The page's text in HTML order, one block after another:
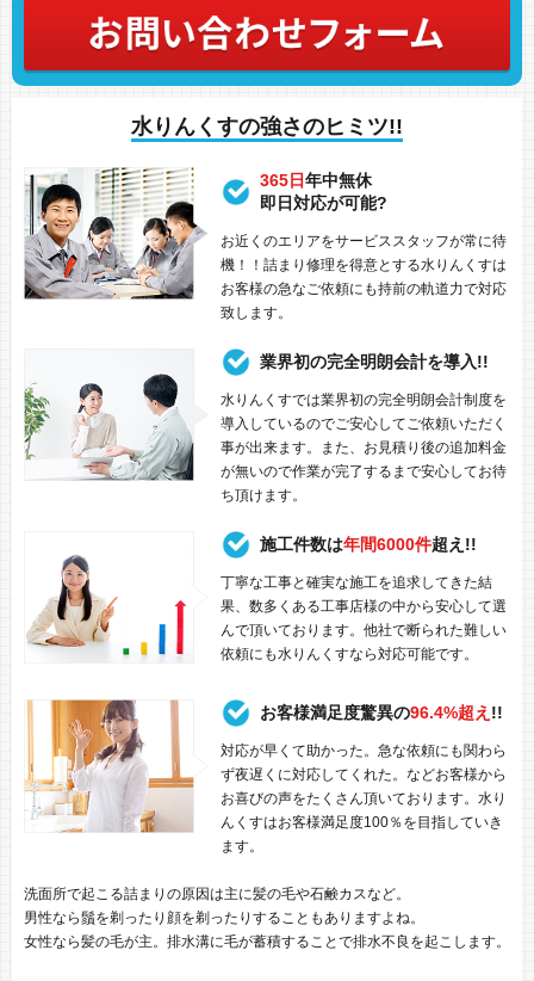
水りんくすの強さのヒミツ!!
365日年中無休
即日対応が可能?
お近くのエリアをサービススタッフが常に待
機！！詰まり修理を得意とする水りんくすは
お客様の急なご依頼にも持前の軌道力で対応
致します。
業界初の完全明朗会計を導入!!
水りんくすでは業界初の完全明朗会計制度を
導入しているのでご安心してご依頼いただく
事が出来ます。また、お見積り後の追加料金
が無いので作業が完了するまで安心してお待
ち頂けます。
施工件数は年間6000件超え!!
丁寧な工事と確実な施工を追求してきた結
果、数多くある工事店様の中から安心して選
んで頂いております。他社で断られた難しい
依頼にも水りんくすなら対応可能です。
お客様満足度驚異の96.4%超え !!
対応が早くて助かった。急な依頼にも関わら
ず夜遅くに対応してくれた。などお客様から
お喜びの声をたくさん頂いております。水り
んくすはお客様満足度100％を目指していき
ます。
洗面所で起こる詰まりの原因は主に髪の毛や石鹸カスなど。
男性なら鬚を剃ったり顔を剃ったりすることもありますよね。
女性なら髪の毛が主。排水溝に毛が蓄積することで排水不良を起こします。